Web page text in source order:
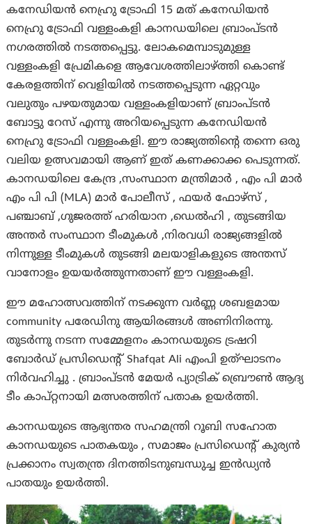
കനേഡിയന്‍ നെഹ്രു ട്രോഫി 15 മത് കനേഡിയന്‍
നെഹ്രു ട്രോഫി വള്ളംകളി കാനഡയിലെ ബ്രാംപ്ടന്‍
നഗരത്തില്‍ നടത്തപ്പെട്ടു. ലോകമെമ്പാടുമുള്ള
വള്ളംകളി പ്രേമികളെ ആവേശത്തിലാഴ്ത്തി കൊണ്ട്
കേരളത്തിന് വെളിയില്‍ നടത്തപ്പെടുന്ന ഏറ്റവും
വലുതും പഴയതുമായ വള്ളംകളിയാണ് ബ്രാംപ്ടന്‍
ബോട്ടു റേസ് എന്നു അറിയപ്പെടുന്ന കനേഡിയന്‍
നെഹ്രു ട്രോഫി വള്ളംകളി. ഈ രാജ്യത്തിന്റെ തന്നെ ഒരു
വലിയ ഉത്സവമായി ആണ് ഇത് കണക്കാക്ക പെടുന്നത്.
കാനഡയിലെ കേന്ദ്ര ,സംസ്ഥാന മന്ത്രിമാര്‍ , എം പി മാര്‍
എം പി പി (MLA) മാര്‍ പോലീസ് , ഫയര്‍ ഫോഴ്സ് ,
പഞ്ചാബ് ,ഗുജരത്ത് ഹരിയാന ,ഡെല്‍ഹി , തുടങ്ങിയ
അന്തര്‍ സംസ്ഥാന ടീംമുകള്‍ ,നിരവധി രാജ്യങ്ങളില്‍
നിന്നുള്ള ടീംമുകള്‍ തുടങ്ങി മലയാളികളുടെ അന്തസ്
വാനോളം ഉയയര്‍ത്തുന്നതാണ് ഈ വള്ളംകളി.
ഈ മഹോത്സവത്തിന് നടക്കുന്ന വര്‍ണ്ണ ശബളമായ
community പരേഡിനു ആയിരങ്ങള്‍ അണിനിരന്നു.
തുടര്‍ന്നു നടന്ന സമ്മേളനം കാനഡയുടെ ട്രഷറി
ബോര്‍ഡ് പ്രസിഡെന്‍റ് Shafqat Ali എം‌പി ഉത്ഘാടനം
നിര്‍വഹിച്ചു . ബ്രാംപ്ടന്‍ മേയര്‍ പ്യാട്രിക് ബ്രൌണ്‍ ആദ്യ
ടീം കാപ്റ്റനായി മത്സരത്തിന് പതാക ഉയര്‍ത്തി.
കാനഡയുടെ ആഭ്യന്തര സഹമന്ത്രി റൂബി സഹോത
കാനഡയുടെ പാതകയും , സമാജം പ്രസിഡെന്‍റ് കുര്യന്‍
പ്രക്കാനം സ്വതന്ത്ര ദിനത്തിടനുബന്ധുച്ച ഇന്‍ഡ്യന്‍
പാതയും ഉയര്‍ത്തി.